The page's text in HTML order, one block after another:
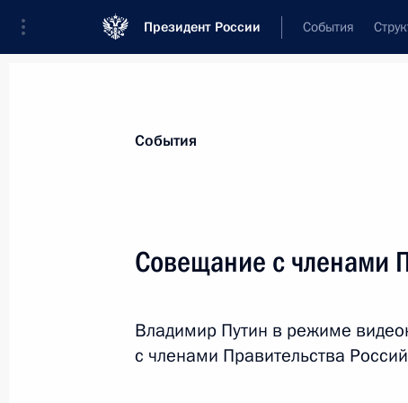
Президент России События
Лента событий
События
Совещание с членами
Владимир Путин в режиме
с членами Правительства